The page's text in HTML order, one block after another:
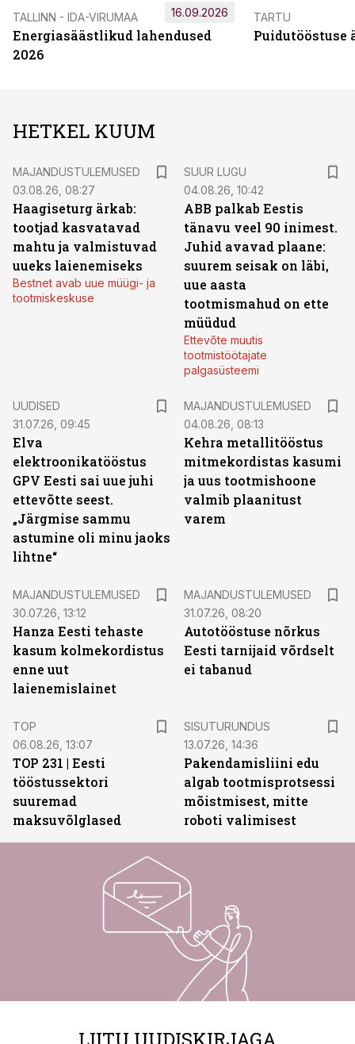
TALLINN - IDA-VIRUMAA
Energiasäästlikud lahendused
2026
16.09.2026 TARTU
Puidutööstuse
HETKEL KUUM
MAJANDUSTULEMUSED
03.08.26, 08:27
Haagiseturg ärkab:
tootjad kasvatavad
mahtu ja valmistuvad
uueks laienemiseks
Bestnet avab uue müügi- ja
tootmiskeskuse
SUUR LUGU
04.08.26, 10:42
ABB palkab Eestis
tänavu veel 90 inimest.
Juhid avavad plaane:
suurem seisak on läbi,
uue aasta
tootmismahud on ette
müüdud
Ettevõte muutis
tootmistöötajate
palgasüsteemi
UUDISED
31.07.26, 09:45
Elva
elektroonikatööstus
GPV Eesti sai uue juhi
ettevõtte seest.
„Järgmise sammu
astumine oli minu jaoks
lihtne“
MAJANDUSTULEMUSED
04.08.26, 08:13
Kehra metallitööstus
mitmekordistas kasumi
ja uus tootmishoone
valmib plaanitust
varem
MAJANDUSTULEMUSED
30.07.26, 13:12
Hanza Eesti tehaste
kasum kolmekordistus
enne uut
laienemislainet
MAJANDUSTULEMUSED
31.07.26, 08:20
Autotööstuse nõrkus
Eesti tarnijaid võrdselt
ei tabanud
TOP
06.08.26, 13:07
TOP 231 | Eesti
tööstussektori
suuremad
maksuvõlglased
SISUTURUNDUS
13.07.26, 14:36
Pakendamisliini edu
algab tootmisprotsessi
mõistmisest, mitte
roboti valimisest